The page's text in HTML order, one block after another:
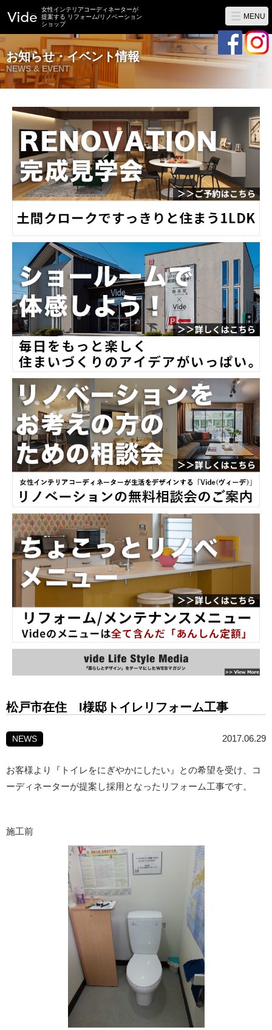
女性インテリアコーディネーターが
提案する リフォーム/リノベーション
ショップ
お知らせ・イベント情報
NEWS & EVENT
MENU
松戸市在住 I様邸トイレリフォーム工事
NEWS 2017.06.29
お客様より『トイレをにぎやかにしたい』との希望を受け、コ
ーディネーターが提案し採用となったリフォーム工事です。
施工前